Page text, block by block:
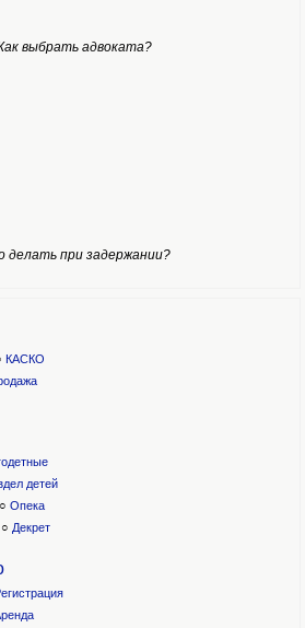
выбрать адвоката?
делать при задержании?
КАСКО
детей
○ Опека
○ Декрет